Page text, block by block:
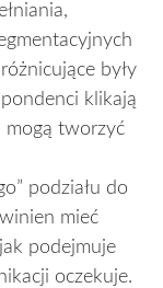
były
klikają
mogą tworzyć
podziału do
mieć
podejmuje
oczekuje.